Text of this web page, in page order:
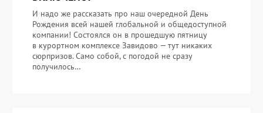
И надо же рассказать про наш очередной День
Рождения всей нашей глобальной и общедоступной
компании! Состоялся он в прошедшую пятницу
в курортном комплексе Завидово — тут никаких
сюрпризов. Само собой, с погодой не сразу
получилось…